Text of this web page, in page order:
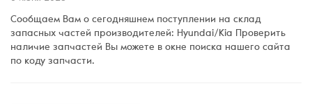
Сообщаем Вам о сегодняшнем поступлении на склад
запасных частей производителей: Hyundai/Kia Проверить
наличие запчастей Вы можете в окне поиска нашего сайта
по коду запчасти.